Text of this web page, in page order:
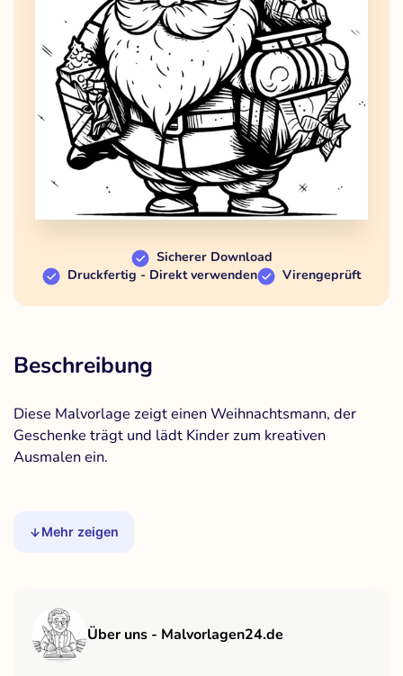
Sicherer Download
Druckfertig - Direkt verwenden
Virengeprüft
Beschreibung
Diese Malvorlage zeigt einen Weihnachtsmann, der
Geschenke trägt und lädt Kinder zum kreativen
Ausmalen ein.
Mehr zeigen
Über uns - Malvorlagen24.de